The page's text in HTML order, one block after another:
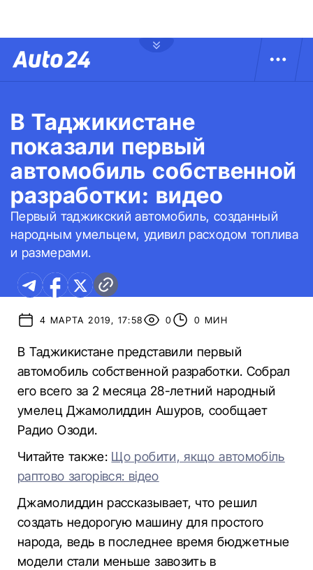
В Таджикистане
показали первый
автомобиль собственной
разработки: видео
Первый таджикский автомобиль, созданный
народным умельцем, удивил расходом топлива
и размерами.
4 МАРТА 2019, 17:58 0 0 МИН
В Таджикистане представили первый
автомобиль собственной разработки. Собрал
его всего за 2 месяца 28-летний народный
умелец Джамолиддин Ашуров, сообщает
Радио Озоди.
Читайте также: Що робити, якщо автомобіль
раптово загорівся: відео
Джамолиддин рассказывает, что решил
создать недорогую машину для простого
народа, ведь в последнее время бюджетные
модели стали меньше завозить в